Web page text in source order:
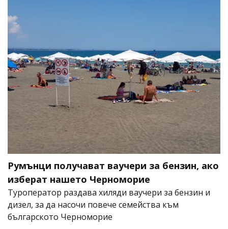
Румънци получават ваучери за бензин, ако
изберат нашето Черноморие
Туроператор раздава хиляди ваучери за бензин и
дизел, за да насочи повече семейства към
българското Черноморие